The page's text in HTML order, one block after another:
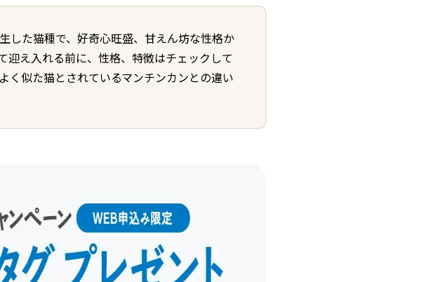
した猫種で、好奇心旺盛、甘えん坊な性格か
迎え入れる前に、性格、特徴はチェックして
く似た猫とされているマンチンカンとの違い